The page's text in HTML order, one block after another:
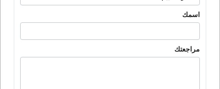
اسمك
مراجعتك